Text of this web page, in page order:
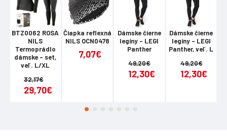
BTZ0062 ROSA
NILS
Termoprádlo
dámske - set,
veľ. L/XL
29,70€
32,17€
Čiapka reflexná
NILS OCN0478
7,07€
Dámske čierne
legíny – LEGI
Panther
12,30€
49,20€
Dámske čierne
legíny – LEGI
Panther, veľ. L
12,30€
49,20€